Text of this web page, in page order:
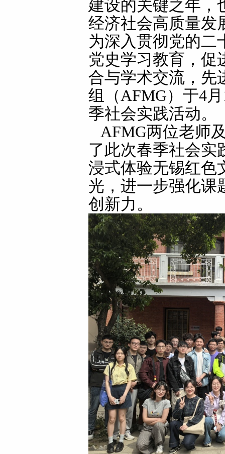
建设的关键之年，
经济社会高质量发
为深入贯彻党的二
党史学习教育，促
合与学术交流，先
组（AFMG）于4
季社会实践活动。
AFMG两位老师
了此次春季社会实
浸式体验无锡红色
光，进一步强化课
创新力。